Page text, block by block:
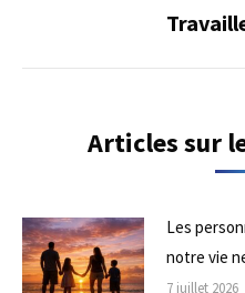
Articles sur
Les
notre vie
7 juillet 2026